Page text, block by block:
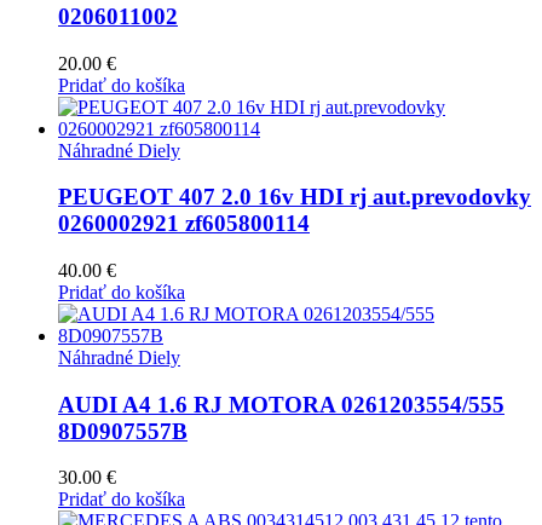
0206011002
20.00 €
Pridať do košíka
Náhradné Diely
PEUGEOT 407 2.0 16v HDI rj aut.prevodovky
0260002921 zf605800114
40.00 €
Pridať do košíka
Náhradné Diely
AUDI A4 1.6 RJ MOTORA 0261203554/555
8D0907557B
30.00 €
Pridať do košíka